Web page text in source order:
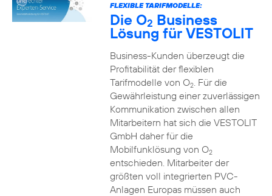
FLEXIBLE TARIFMODELLE:
Die O2 Business
Lösung für VESTOLIT
Business-Kunden überzeugt die
Profitabilität der flexiblen
Tarifmodelle von O2. Für die
Gewährleistung einer zuverlässigen
Kommunikation zwischen allen
Mitarbeitern hat sich die VESTOLIT
GmbH daher für die
Mobilfunklösung von O2
entschieden. Mitarbeiter der
größten voll integrierten PVC-
Anlagen Europas müssen auch